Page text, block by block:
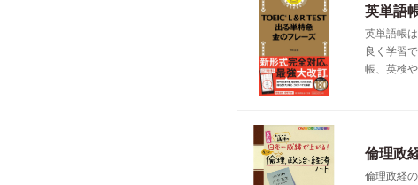
英単語
英単語帳
良く学習
帳、英検
倫理政
倫理政経